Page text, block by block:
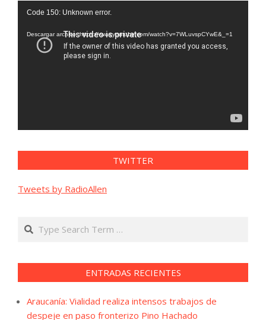
Reproductor
vídeo
Code 150: Unknown error.
Descargar archivo: https://www.youtube.com/watch?v=7WLuvspCYwE&_=1
TWITTER
Tweets by RadioAllen
Search
ENTRADAS RECIENTES
Araucanía: Vialidad realiza intensos trabajos de
despeje en paso fronterizo Pino Hachado